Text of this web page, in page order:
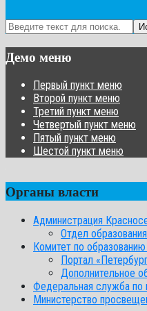
Демо меню
Первый пункт меню
Второй пункт меню
Третий пункт меню
Четвертый пункт меню
Пятый пункт меню
Шестой пункт меню
Органы власти
Администрация
Отдел
Комитет по
Портал
Дополнительное
Федеральная служба по
Министерство